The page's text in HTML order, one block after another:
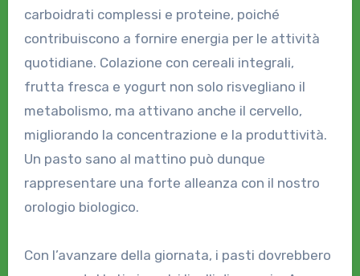
carboidrati complessi e proteine, poiché
contribuiscono a fornire energia per le attività
quotidiane. Colazione con cereali integrali,
frutta fresca e yogurt non solo risvegliano il
metabolismo, ma attivano anche il cervello,
migliorando la concentrazione e la produttività.
Un pasto sano al mattino può dunque
rappresentare una forte alleanza con il nostro
orologio biologico.
Con l’avanzare della giornata, i pasti dovrebbero